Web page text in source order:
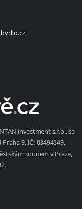
investment s.r.o., se
9, IČ: 03494349,
soudem v Praze,